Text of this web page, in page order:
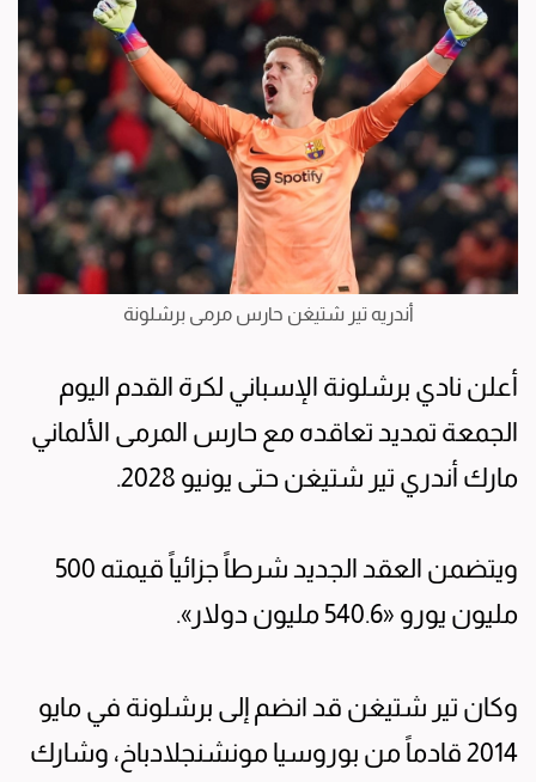
أندريه تير شتيغن حارس مرمى برشلونة
أعلن نادي برشلونة الإسباني لكرة القدم اليوم
الجمعة تمديد تعاقده مع حارس المرمى الألماني
مارك أندري تير شتيغن حتى يونيو 2028.
ويتضمن العقد الجديد شرطاً جزائياً قيمته 500
مليون يورو «540.6 مليون دولار».
وكان تير شتيغن قد انضم إلى برشلونة في مايو
2014 قادماً من بوروسيا مونشنجلادباخ، وشارك